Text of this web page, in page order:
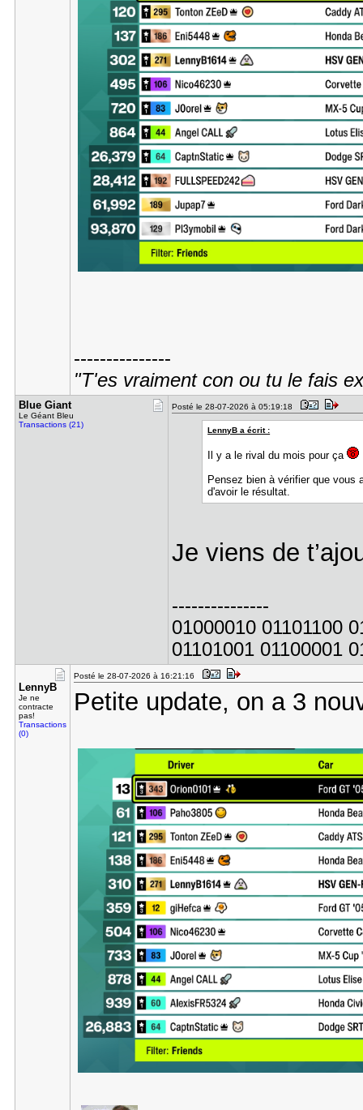
---------------
"T'es vraiment con ou tu le fais
Blue Giant
Le Géant Bleu
Transactions (21)
Posté le 28-07-2026 à 05:19:18
LennyB a écrit :
Il y a le rival du mois pour ça
Pensez bien à vérifier que vous
d'avoir le résultat.
Je viens de
---------------
01000010 01101100
01101001 01100001
LennyB
Je ne
contracte
pas!
Transactions
(0)
Posté le 28-07-2026 à 16:21:16
Petite update, on a 3